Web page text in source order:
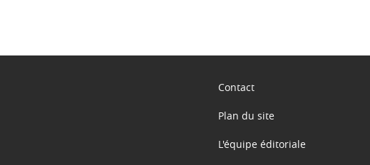
Contact
Plan du site
L'équipe éditoriale